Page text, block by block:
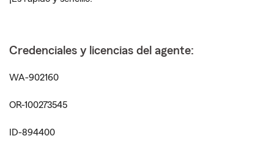
Credenciales y licencias del agente:
WA-902160
OR-100273545
ID-894400